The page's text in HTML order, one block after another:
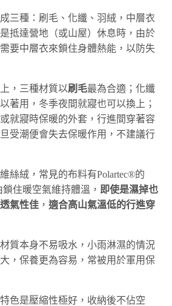
三種：刷毛、化纖、羽絨，中層衣
抵達營地（或山屋）休息時，由於
要中層衣來鎖住身體熱能，以防失
，三種材質以刷毛最為合適；化纖
著用，冬季夜間就寢也可以換上；
就寢時保暖的外套，行進間穿著容
受潮便會失去保暖作用，不建議行
絲絨，常見的布料有Polartec®的
鎖住暖空氣維持體溫， 即使是濕掉也
氣性佳 ， 適合高山氣溫低的行進穿
質本身不易吸水，小雨淋濕的情況
，保養更為容易，常被用於軍用保
色是壓縮性極好，收納後不佔空